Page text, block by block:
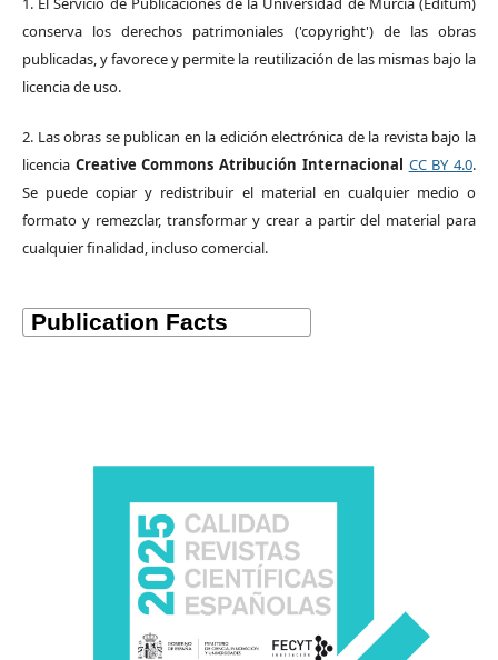
conserva los derechos patrimoniales ('copyright') de las obras
publicadas, y favorece y permite la reutilización de las mismas bajo la
licencia de uso.
2. Las obras se publican en la edición electrónica de la revista bajo la
licencia Creative Commons Atribución Internacional CC BY 4.0.
Se puede copiar y redistribuir el material en cualquier medio o
formato y remezclar, transformar y crear a partir del material para
cualquier finalidad, incluso comercial.